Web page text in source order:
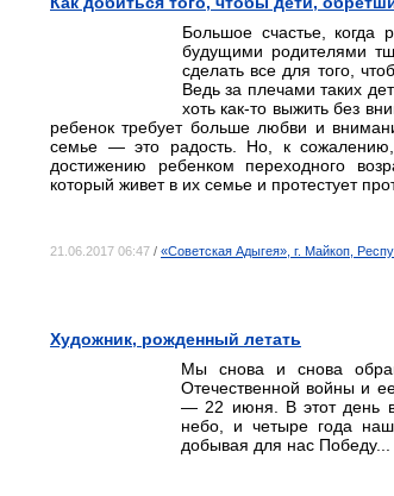
Большое счастье, когда
будущими родителями
сделать все для того,
Ведь за плечами таких
хоть как-то выжить без
ребенок требует больше любви и
семье — это радость. Но, к сожалению,
достижению ребенком переходного
который живет в их семье и протестует
21.06.2017 06:47 / «Советская Адыгея», г. Майкоп,
Художник, рожденный летать
Мы снова и снова
Отечественной войны и
— 22 июня. В этот день в
небо, и четыре года
добывая для нас Победу...